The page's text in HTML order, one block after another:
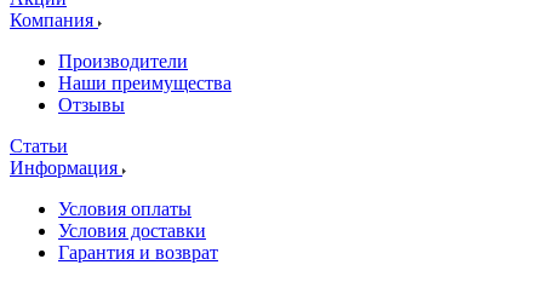
Компания
Производители
Наши преимущества
Отзывы
Статьи
Информация
Условия оплаты
Условия доставки
Гарантия и возврат